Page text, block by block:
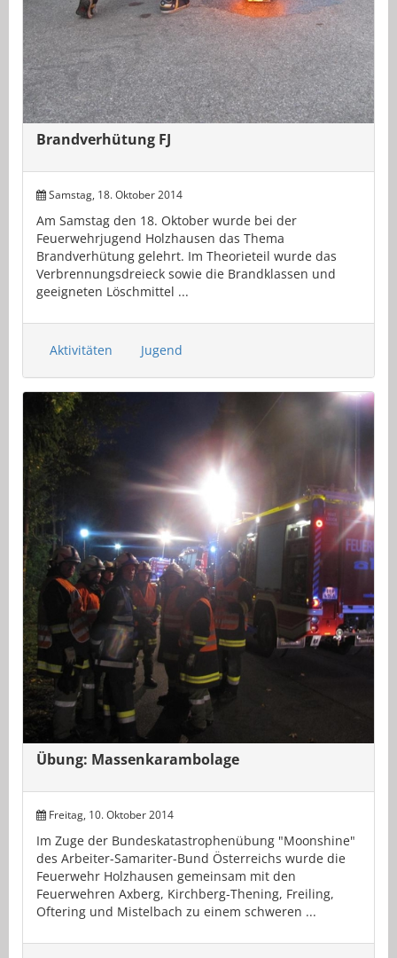
Brandverhütung FJ
Samstag, 18. Oktober 2014
Am Samstag den 18. Oktober wurde bei der
Feuerwehrjugend Holzhausen das Thema
Brandverhütung gelehrt. Im Theorieteil wurde das
Verbrennungsdreieck sowie die Brandklassen und
geeigneten Löschmittel ...
Aktivitäten Jugend
Übung: Massenkarambolage
Freitag, 10. Oktober 2014
Im Zuge der Bundeskatastrophenübung "Moonshine"
des Arbeiter-Samariter-Bund Österreichs wurde die
Feuerwehr Holzhausen gemeinsam mit den
Feuerwehren Axberg, Kirchberg-Thening, Freiling,
Oftering und Mistelbach zu einem schweren ...